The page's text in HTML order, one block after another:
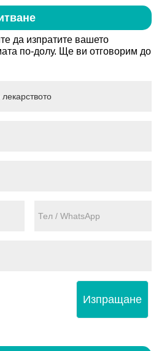
да изпратите вашето
по-долу. Ще ви отговорим до
Изпращане